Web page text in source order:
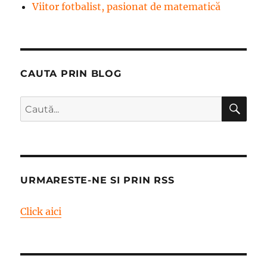
Viitor fotbalist, pasionat de matematică
CAUTA PRIN BLOG
Caută
după:
URMARESTE-NE SI PRIN RSS
Click aici